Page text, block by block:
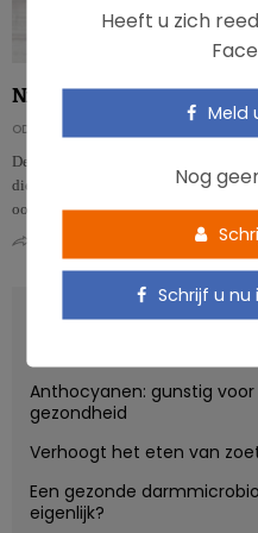
Nieuwe
ODILE BERNARD
De voedingsbehoeften van
die van een gemiddeld volwassen
ook a…
RECENT POSTS
Anthocyanen: gunstig
gezondheid
Verhoogt het eten van
Een gezonde
eigenlijk?
Heeft u zich
Meld
Nog
Schrijf u